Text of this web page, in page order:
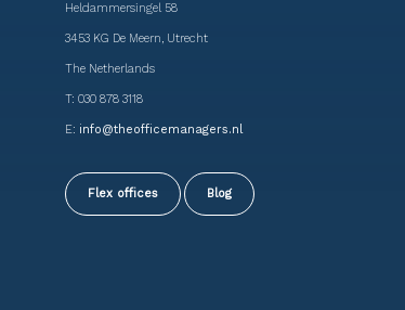
Heldammersingel 58
3453 KG De Meern, Utrecht
The Netherlands
T: 030 878 3118
E: info@theofficemanagers.nl
Flex offices Blog